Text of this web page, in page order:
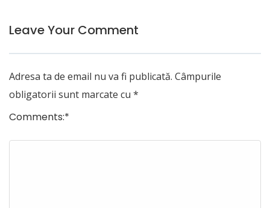
Leave Your Comment
Adresa ta de email nu va fi publicată. Câmpurile
obligatorii sunt marcate cu *
Comments:*